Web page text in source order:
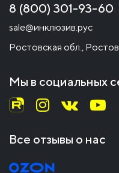
8 (800) 301-93-60
sale@инклюзив.рус
Ростовская обл.,
Мы в социальных
Все отзывы о нас